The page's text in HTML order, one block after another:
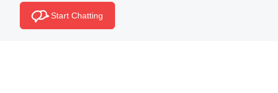
Start Chatting